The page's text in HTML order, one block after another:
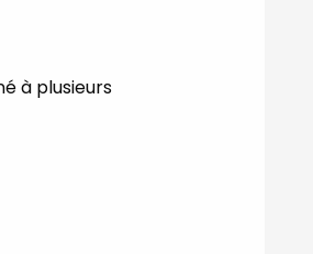
à plusieurs